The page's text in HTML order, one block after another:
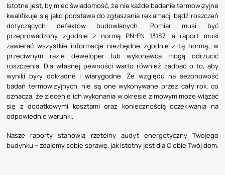
Istotne jest, by mieć świadomość, że nie każde badanie termowizyjne
kwalifikuje się jako podstawa do zgłaszania reklamacji bądź roszczeń
dotyczących defektów budowlanych. Pomiar musi być
przeprowadzony zgodnie z normą PN-EN 13187, a raport musi
zawierać wszystkie informacje niezbędne zgodnie z tą normą; w
przeciwnym razie deweloper lub wykonawca mogą odrzucić
roszczenia. Dla własnej pewności warto również zadbać o to, aby
wyniki były dokładne i wiarygodne. Ze względu na sezonowość
badań termowizyjnych, nie są one wykonywane przez cały rok, co
oznacza, że zlecenie ich wykonania w okresie zimowym może wiązać
się z dodatkowymi kosztami oraz koniecznością oczekiwania na
odpowiednie warunki.
Nasze raporty stanowią rzetelny audyt energetyczny Twojego
budynku – zdajemy sobie sprawę, jak istotny jest dla Ciebie Twój dom.